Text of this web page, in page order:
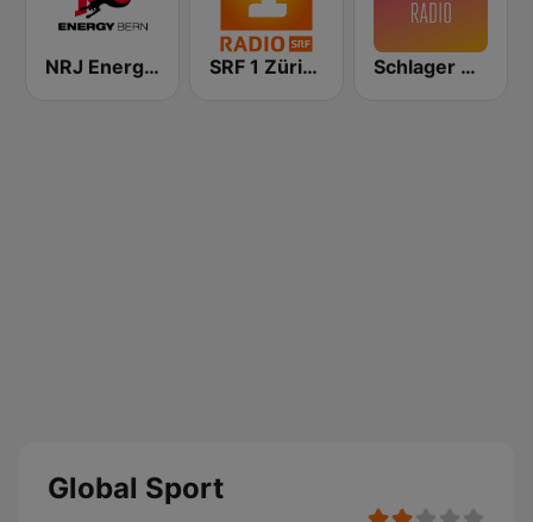
NRJ Energy Bern SRF 1 Zürich Schaffhausen Schlager Radio
Global Sport